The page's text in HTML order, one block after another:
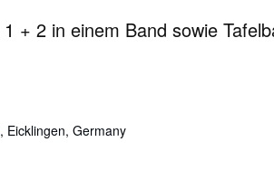
+ 2 in einem Band sowie
, Eicklingen, Germany